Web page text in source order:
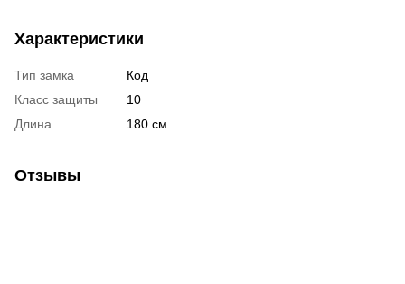
Характеристики
Тип замка
Код
Класс защиты
10
Длина
180 см
Отзывы